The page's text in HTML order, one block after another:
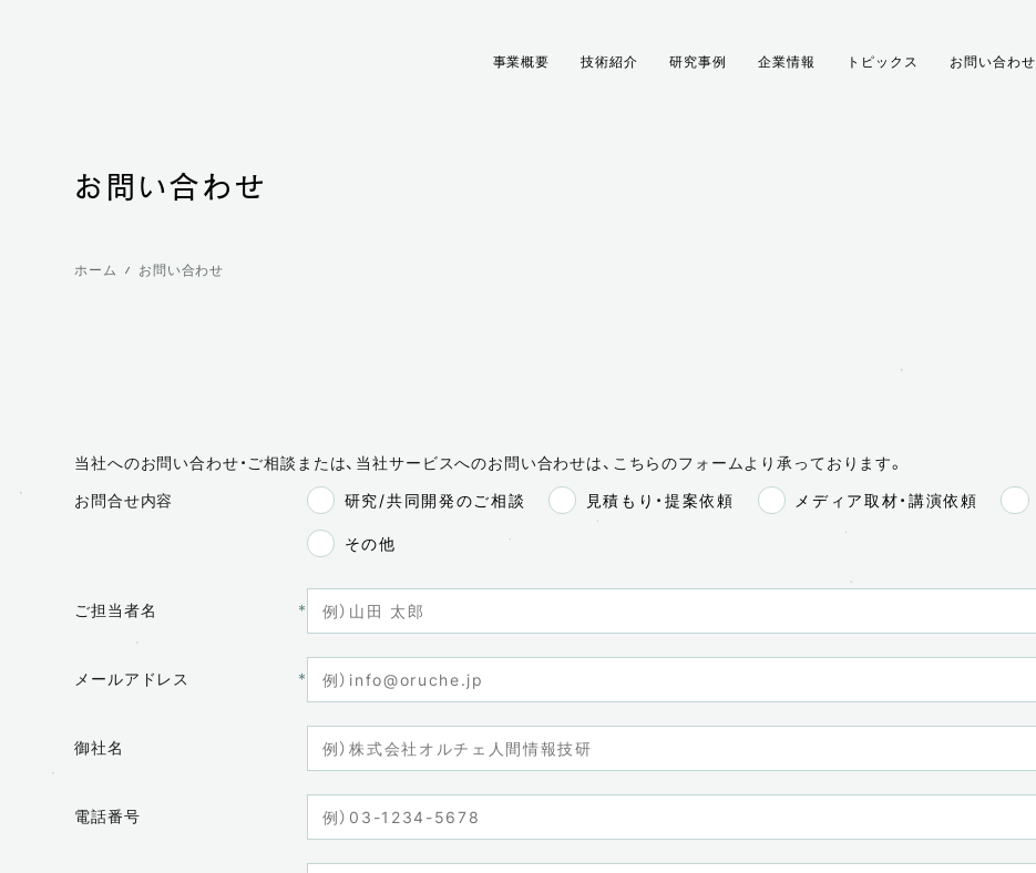
事業概要 技術紹介 研究事例 企業情報 トピックス お問い合わせ
お問い合わせ
ホーム お問い合わせ
当社へのお問い合わせ・ご相談または、当社サービスへのお問い合わせは、こちらのフォームより承っております。
お問合せ内容
研究/共同開発のご相談 見積もり・提案依頼 メディア取材・講演依頼
その他
ご担当者名
メールアドレス
御社名
電話番号